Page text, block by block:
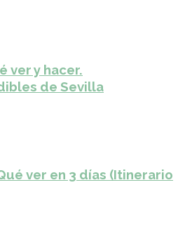
ver y hacer.
de Sevilla
ver en 3 días (Itinerario